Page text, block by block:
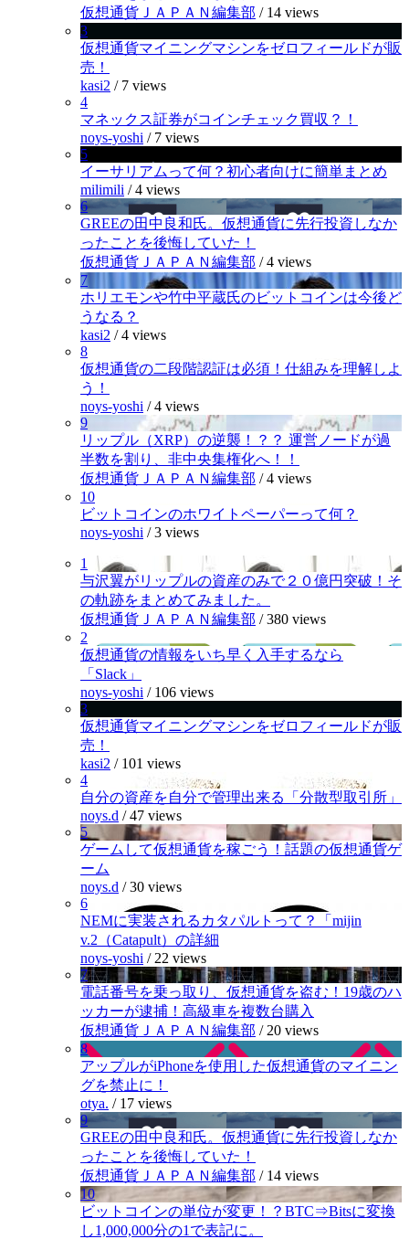
仮想通貨ＪＡＰＡＮ編集部 / 14 views
3
仮想通貨マイニングマシンをゼロフィールドが販
売！
kasi2 / 7 views
4
マネックス証券がコインチェック買収？！
noys-yoshi / 7 views
5
イーサリアムって何？初心者向けに簡単まとめ
milimili /4 views
6
GREEの田中良和氏。仮想通貨に先行投資しなか
ったことを後悔していた！
仮想通貨ＪＡＰＡＮ編集部 /4 views
7
ホリエモンや竹中平蔵氏のビットコインは今後ど
うなる？
kasi2 /4 views
8
仮想通貨の二段階認証は必須！仕組みを理解しよ
う！
noys-yoshi /4 views
9
リップル（XRP）の逆襲！？？ 運営ノードが過
半数を割り、非中央集権化へ！！
仮想通貨ＪＡＰＡＮ編集部 /4 views
10
ビットコインのホワイトペーパーって何？
noys-yoshi /3 views
1
与沢翼がリップルの資産のみで２０億円突破！そ
の軌跡をまとめてみました。
仮想通貨ＪＡＰＡＮ編集部 /380 views
2
仮想通貨の情報をいち早く入手するなら
「Slack」
noys-yoshi / 106 views
3
仮想通貨マイニングマシンをゼロフィールドが販
売！
kasi2 / 101 views
4
自分の資産を自分で管理出来る「分散型取引所」
noys.d /47 views
5
ゲームして仮想通貨を稼ごう！話題の仮想通貨ゲ
ーム
noys.d /30 views
6
NEMに実装されるカタパルトって？「mijin
v.2（Catapult）の詳細
noys-yoshi / 22 views
7
電話番号を乗っ取り、仮想通貨を盗む！19歳のハ
ッカーが逮捕！高級車を複数台購入
仮想通貨ＪＡＰＡＮ編集部 / 20 views
8
アップルがiPhoneを使用した仮想通貨のマイニン
グを禁止に！
otya. / 17 views
9
GREEの田中良和氏。仮想通貨に先行投資しなか
ったことを後悔していた！
仮想通貨ＪＡＰＡＮ編集部 / 14 views
10
ビットコインの単位が変更！？BTC⇒Bitsに変換
し1,000,000分の1で表記に。